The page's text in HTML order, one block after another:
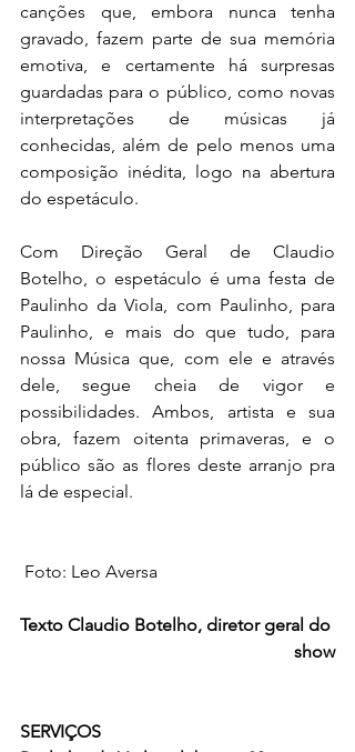
canções que, embora nunca tenha
gravado, fazem parte de sua memória
emotiva, e certamente há surpresas
guardadas para o público, como novas
interpretações de músicas já
conhecidas, além de pelo menos uma
composição inédita, logo na abertura
do espetáculo.
Com Direção Geral de Claudio
Botelho, o espetáculo é uma festa de
Paulinho da Viola, com Paulinho, para
Paulinho, e mais do que tudo, para
nossa Música que, com ele e através
dele, segue cheia de vigor e
possibilidades. Ambos, artista e sua
obra, fazem oitenta primaveras, e o
público são as flores deste arranjo pra
lá de especial.
Foto: Leo Aversa
Texto Claudio Botelho, diretor geral do
show
SERVIÇOS